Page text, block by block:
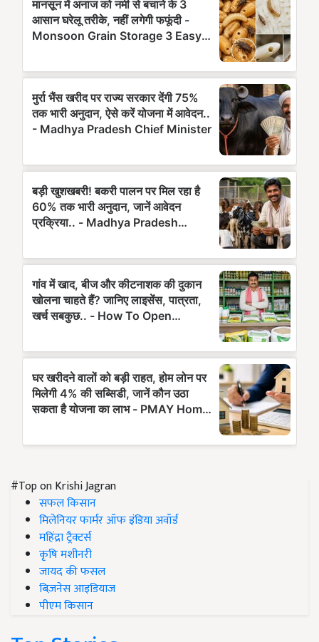
#Top on Krishi Jagran
सफल किसान
मिलेनियर फार्मर ऑफ इंडिया अवॉर्ड
महिंद्रा ट्रैक्टर्स
कृषि मशीनरी
जायद की फसल
बिज़नेस आइडियाज
पीएम किसान